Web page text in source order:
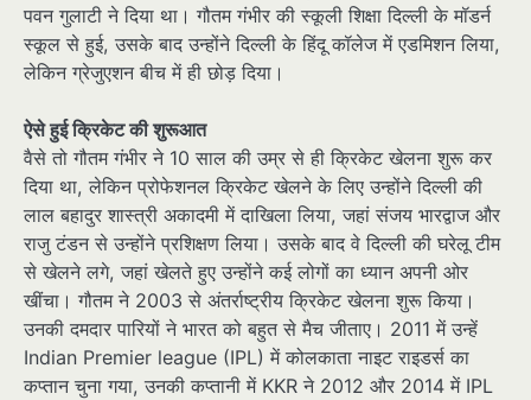
पवन गुलाटी ने दिया था। गौतम गंभीर की स्कूली शिक्षा दिल्ली के मॉडर्न
स्कूल से हुई, उसके बाद उन्होंने दिल्ली के हिंदू कॉलेज में एडमिशन लिया,
लेकिन ग्रेजुएशन बीच में ही छोड़ दिया।
ऐसे हुई क्रिकेट की शुरूआत
वैसे तो गौतम गंभीर ने 10 साल की उम्र से ही क्रिकेट खेलना शुरू कर
दिया था, लेकिन प्रोफेशनल क्रिकेट खेलने के लिए उन्होंने दिल्ली की
लाल बहादुर शास्त्री अकादमी में दाखिला लिया, जहां संजय भारद्वाज और
राजु टंडन से उन्होंने प्रशिक्षण लिया। उसके बाद वे दिल्ली की घरेलू टीम
से खेलने लगे, जहां खेलते हुए उन्होंने कई लोगों का ध्यान अपनी ओर
खींचा। गौतम ने 2003 से अंतर्राष्ट्रीय क्रिकेट खेलना शुरू किया।
उनकी दमदार पारियों ने भारत को बहुत से मैच जीताए। 2011 में उन्हें
Indian Premier league (IPL) में कोलकाता नाइट राइडर्स का
कप्तान चुना गया, उनकी कप्तानी में KKR ने 2012 और 2014 में IPL